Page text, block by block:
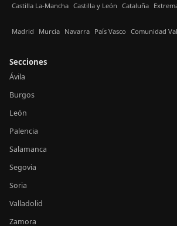
Castilla La-Mancha Castilla y León Cataluña
Madrid Murcia Navarra País Vasco Comunidad
Secciones
Ávila
Burgos
León
Palencia
Salamanca
Segovia
Soria
Valladolid
Zamora